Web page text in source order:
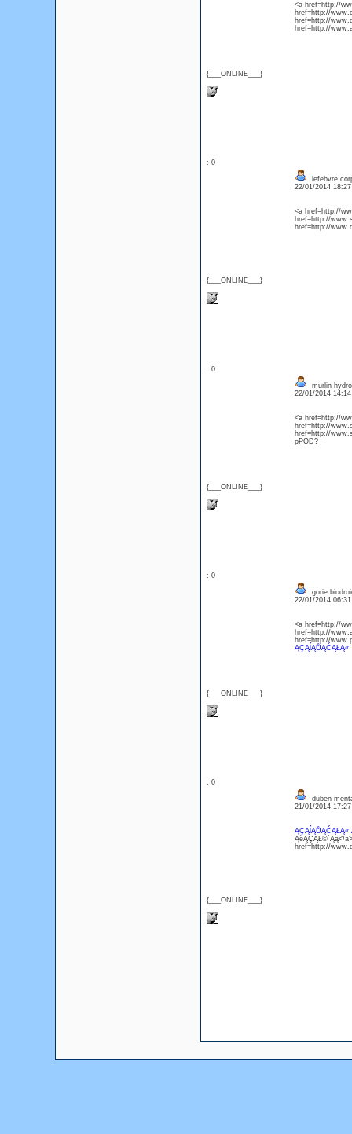
{___ONLINE___}
<a href=http://
href=http://
href=http://
href=http://
: 0
{___ONLINE___}
lefebvre
22/01/2014
<a href=http://
href=http://
href=http://
: 0
{___ONLINE___}
murlin
22/01/2014
<a href=http://
href=http://
href=http://
pPOD?
: 0
{___ONLINE___}
gorie
22/01/2014
<a href=http://
href=http://
href=http://
ĄÇĄĺĄŮĄĆĄŁĄ«
: 0
{___ONLINE___}
duben
21/01/2014
ĄÇĄĺĄŮĄĆĄŁĄ«
ĄěĄÇĄŁ©`Ąą</
href=http://